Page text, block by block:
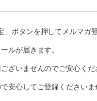
ボタンを押してメルマガ
ルが届きます。
ざいませんのでご安心くだ
安心してご登録くださいま